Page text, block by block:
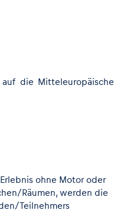
die Mitteleuropäische
ohne Motor oder
Räumen, werden die
Teilnehmers